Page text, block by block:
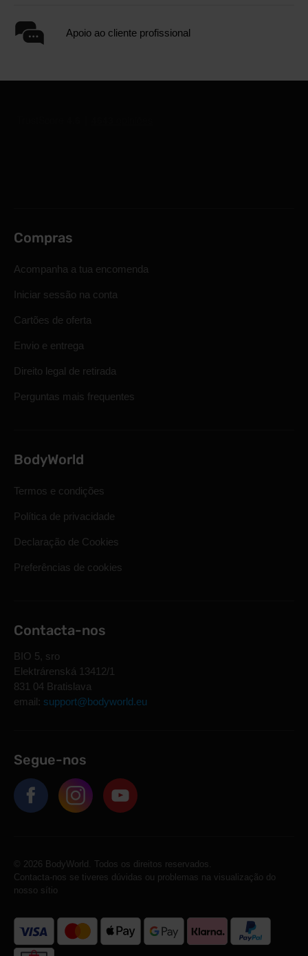
Apoio ao cliente profissional
Compras
Acompanha a tua encomenda
Iniciar sessão na conta
Cartões de oferta
Envio e entrega
Direito legal de retirada
Perguntas mais frequentes
BodyWorld
Termos e condições
Política de privacidade
Declaração de Cookies
Preferências de cookies
Contacta-nos
BIO 5, sro
Elektrárenská 13412/1
831 04 Bratislava
email: support@bodyworld.eu
Segue-nos
© 2026 BodyWorld. Todos os direitos reservados.
Contacta-nos se tiveres dúvidas ou problemas na visualização do
nosso sítio